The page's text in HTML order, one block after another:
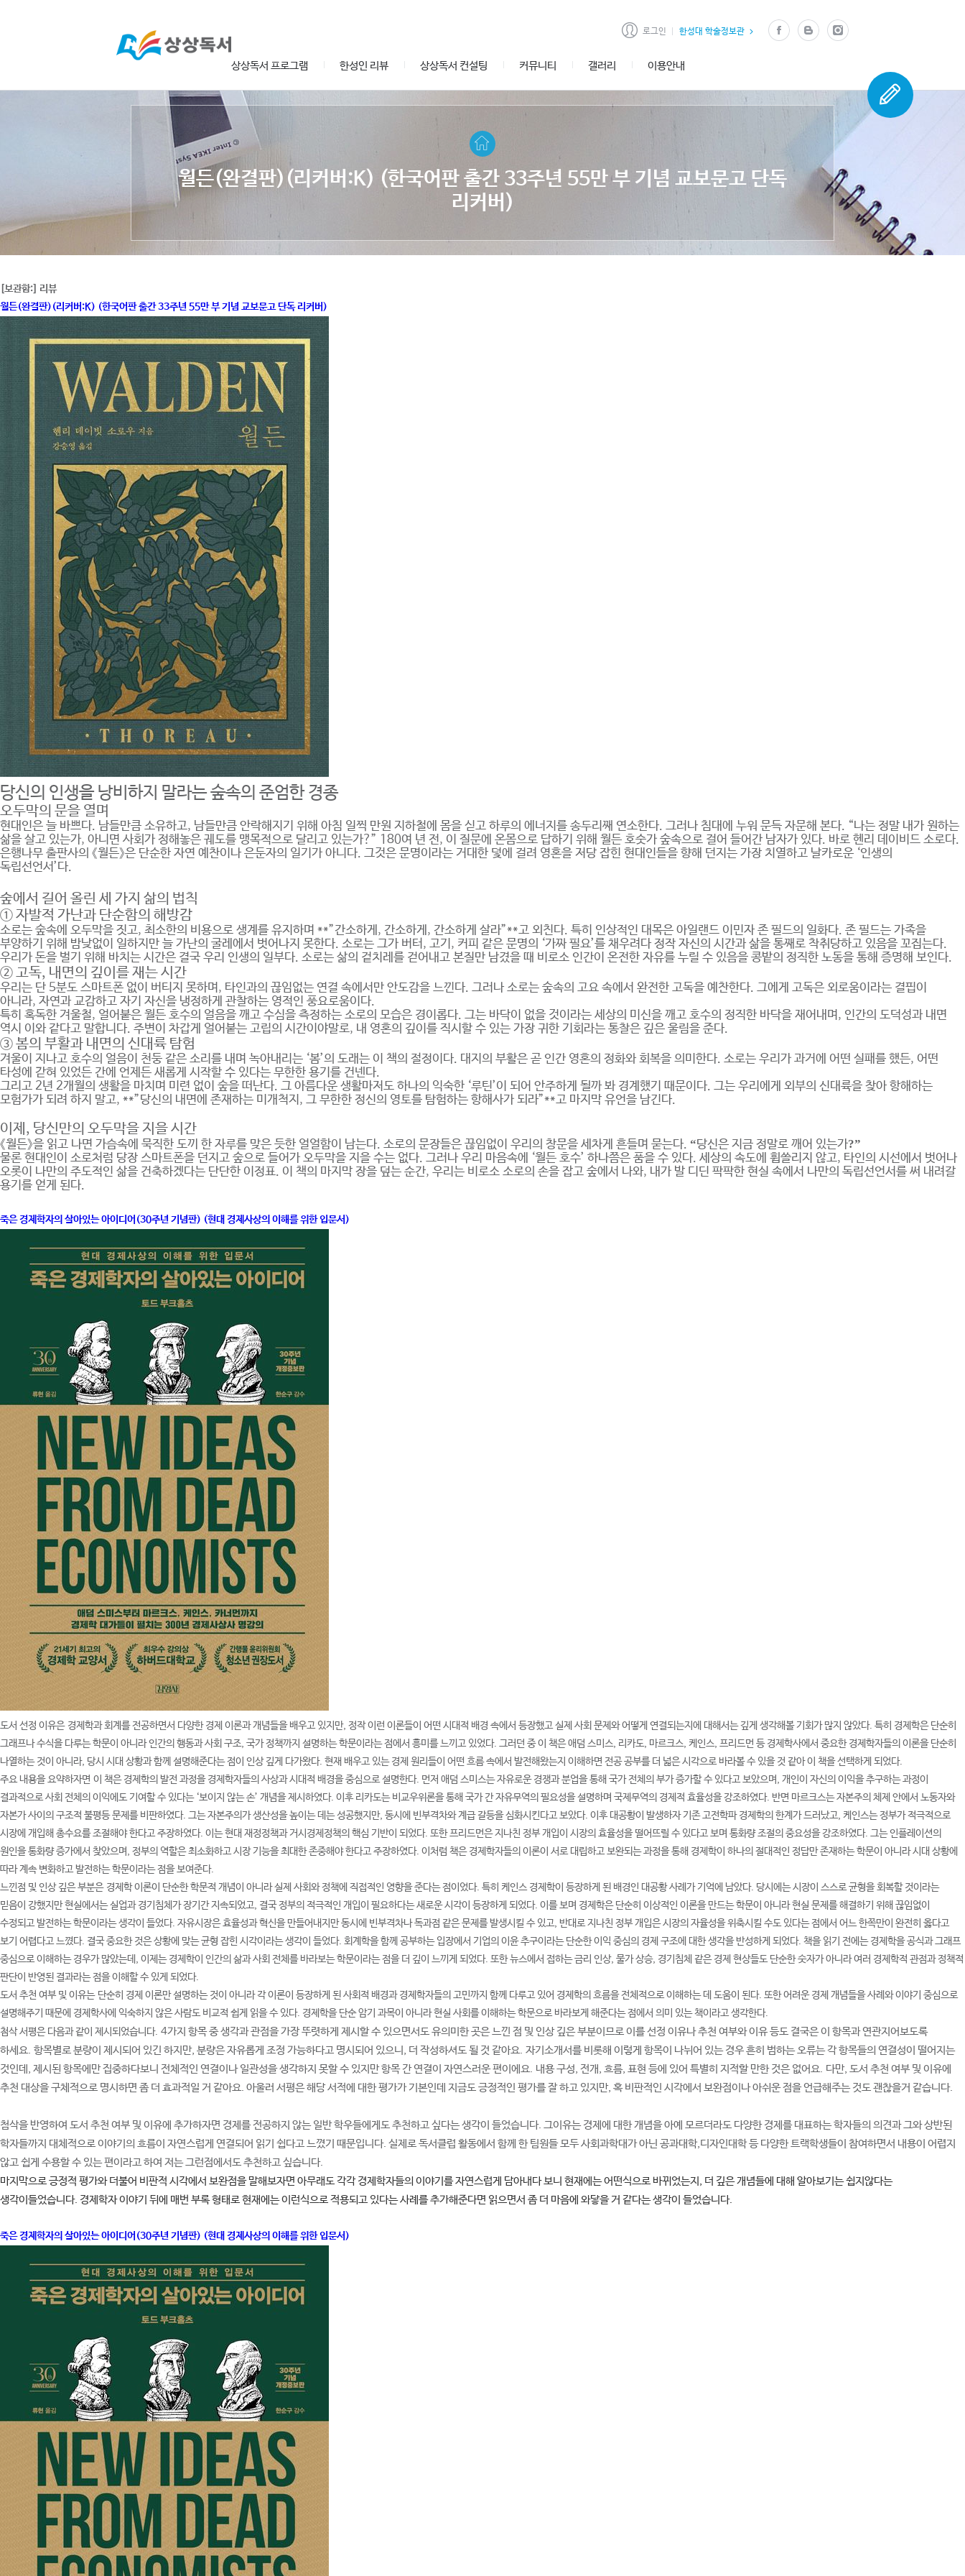
로그인 한성대 학술정보관
상상독서 프로그램 한성인 리뷰 상상독서 컨설팅 커뮤니티 갤러리 이용안내
월든(완결판)(리커버:K) (한국어판 출간 33주년 55만 부 기념 교보문고 단독
리커버)
[보관함:] 리뷰
월든(완결판)(리커버:K) (한국어판 출간 33주년 55만 부 기념 교보문고 단독 리커버)
당신의 인생을 낭비하지 말라는 숲속의 준엄한 경종
오두막의 문을 열며
현대인은 늘 바쁘다. 남들만큼 소유하고, 남들만큼 안락해지기 위해 아침 일찍 만원 지하철에 몸을 싣고 하루의 에너지를 송두리째 연소한다. 그러나 침대에 누워 문득 자문해 본다. “나는 정말 내가 원하는
삶을 살고 있는가, 아니면 사회가 정해놓은 궤도를 맹목적으로 달리고 있는가?” 180여 년 전, 이 질문에 온몸으로 답하기 위해 월든 호숫가 숲속으로 걸어 들어간 남자가 있다. 바로 헨리 데이비드 소로다.
은행나무 출판사의 《월든》은 단순한 자연 예찬이나 은둔자의 일기가 아니다. 그것은 문명이라는 거대한 덫에 걸려 영혼을 저당 잡힌 현대인들을 향해 던지는 가장 치열하고 날카로운 ‘인생의
독립선언서’다.
숲에서 길어 올린 세 가지 삶의 법칙
① 자발적 가난과 단순함의 해방감
소로는 숲속에 오두막을 짓고, 최소한의 비용으로 생계를 유지하며 **”간소하게, 간소하게, 간소하게 살라”**고 외친다. 특히 인상적인 대목은 아일랜드 이민자 존 필드의 일화다. 존 필드는 가족을
부양하기 위해 밤낮없이 일하지만 늘 가난의 굴레에서 벗어나지 못한다. 소로는 그가 버터, 고기, 커피 같은 문명의 ‘가짜 필요’를 채우려다 정작 자신의 시간과 삶을 통째로 착취당하고 있음을 꼬집는다.
우리가 돈을 벌기 위해 바치는 시간은 결국 우리 인생의 일부다. 소로는 삶의 겉치레를 걷어내고 본질만 남겼을 때 비로소 인간이 온전한 자유를 누릴 수 있음을 콩밭의 정직한 노동을 통해 증명해 보인다.
② 고독, 내면의 깊이를 재는 시간
우리는 단 5분도 스마트폰 없이 버티지 못하며, 타인과의 끊임없는 연결 속에서만 안도감을 느낀다. 그러나 소로는 숲속의 고요 속에서 완전한 고독을 예찬한다. 그에게 고독은 외로움이라는 결핍이
아니라, 자연과 교감하고 자기 자신을 냉정하게 관찰하는 영적인 풍요로움이다.
특히 혹독한 겨울철, 얼어붙은 월든 호수의 얼음을 깨고 수심을 측정하는 소로의 모습은 경이롭다. 그는 바닥이 없을 것이라는 세상의 미신을 깨고 호수의 정직한 바닥을 재어내며, 인간의 도덕성과 내면
역시 이와 같다고 말합니다. 주변이 차갑게 얼어붙는 고립의 시간이야말로, 내 영혼의 깊이를 직시할 수 있는 가장 귀한 기회라는 통찰은 깊은 울림을 준다.
③ 봄의 부활과 내면의 신대륙 탐험
겨울이 지나고 호수의 얼음이 천둥 같은 소리를 내며 녹아내리는 ‘봄’의 도래는 이 책의 절정이다. 대지의 부활은 곧 인간 영혼의 정화와 회복을 의미한다. 소로는 우리가 과거에 어떤 실패를 했든, 어떤
타성에 갇혀 있었든 간에 언제든 새롭게 시작할 수 있다는 무한한 용기를 건넨다.
그리고 2년 2개월의 생활을 마치며 미련 없이 숲을 떠난다. 그 아름다운 생활마저도 하나의 익숙한 ‘루틴’이 되어 안주하게 될까 봐 경계했기 때문이다. 그는 우리에게 외부의 신대륙을 찾아 항해하는
모험가가 되려 하지 말고, **”당신의 내면에 존재하는 미개척지, 그 무한한 정신의 영토를 탐험하는 항해사가 되라”**고 마지막 유언을 남긴다.
이제, 당신만의 오두막을 지을 시간
《월든》을 읽고 나면 가슴속에 묵직한 도끼 한 자루를 맞은 듯한 얼얼함이 남는다. 소로의 문장들은 끊임없이 우리의 창문을 세차게 흔들며 묻는다. “당신은 지금 정말로 깨어 있는가?”
물론 현대인이 소로처럼 당장 스마트폰을 던지고 숲으로 들어가 오두막을 지을 수는 없다. 그러나 우리 마음속에 ‘월든 호수’ 하나쯤은 품을 수 있다. 세상의 속도에 휩쓸리지 않고, 타인의 시선에서 벗어나
오롯이 나만의 주도적인 삶을 건축하겠다는 단단한 이정표. 이 책의 마지막 장을 덮는 순간, 우리는 비로소 소로의 손을 잡고 숲에서 나와, 내가 발 디딘 팍팍한 현실 속에서 나만의 독립선언서를 써 내려갈
용기를 얻게 된다.
죽은 경제학자의 살아있는 아이디어(30주년 기념판) (현대 경제사상의 이해를 위한 입문서)
도서 선정 이유은 경제학과 회계를 전공하면서 다양한 경제 이론과 개념들을 배우고 있지만, 정작 이런 이론들이 어떤 시대적 배경 속에서 등장했고 실제 사회 문제와 어떻게 연결되는지에 대해서는 깊게 생각해볼 기회가 많지 않았다. 특히 경제학은 단순히
그래프나 수식을 다루는 학문이 아니라 인간의 행동과 사회 구조, 국가 정책까지 설명하는 학문이라는 점에서 흥미를 느끼고 있었다. 그러던 중 이 책은 애덤 스미스, 리카도, 마르크스, 케인스, 프리드먼 등 경제학사에서 중요한 경제학자들의 이론을 단순히
나열하는 것이 아니라, 당시 시대 상황과 함께 설명해준다는 점이 인상 깊게 다가왔다. 현재 배우고 있는 경제 원리들이 어떤 흐름 속에서 발전해왔는지 이해하면 전공 공부를 더 넓은 시각으로 바라볼 수 있을 것 같아 이 책을 선택하게 되었다.
주요 내용을 요약하자면 이 책은 경제학의 발전 과정을 경제학자들의 사상과 시대적 배경을 중심으로 설명한다. 먼저 애덤 스미스는 자유로운 경쟁과 분업을 통해 국가 전체의 부가 증가할 수 있다고 보았으며, 개인이 자신의 이익을 추구하는 과정이
결과적으로 사회 전체의 이익에도 기여할 수 있다는 ‘보이지 않는 손’ 개념을 제시하였다. 이후 리카도는 비교우위론을 통해 국가 간 자유무역의 필요성을 설명하며 국제무역의 경제적 효율성을 강조하였다. 반면 마르크스는 자본주의 체제 안에서 노동자와
자본가 사이의 구조적 불평등 문제를 비판하였다. 그는 자본주의가 생산성을 높이는 데는 성공했지만, 동시에 빈부격차와 계급 갈등을 심화시킨다고 보았다. 이후 대공황이 발생하자 기존 고전학파 경제학의 한계가 드러났고, 케인스는 정부가 적극적으로
시장에 개입해 총수요를 조절해야 한다고 주장하였다. 이는 현대 재정정책과 거시경제정책의 핵심 기반이 되었다. 또한 프리드먼은 지나친 정부 개입이 시장의 효율성을 떨어뜨릴 수 있다고 보며 통화량 조절의 중요성을 강조하였다. 그는 인플레이션의
원인을 통화량 증가에서 찾았으며, 정부의 역할은 최소화하고 시장 기능을 최대한 존중해야 한다고 주장하였다. 이처럼 책은 경제학자들의 이론이 서로 대립하고 보완되는 과정을 통해 경제학이 하나의 절대적인 정답만 존재하는 학문이 아니라 시대 상황에
따라 계속 변화하고 발전하는 학문이라는 점을 보여준다.
느낀점 및 인상 깊은 부분은 경제학 이론이 단순한 학문적 개념이 아니라 실제 사회와 정책에 직접적인 영향을 준다는 점이었다. 특히 케인스 경제학이 등장하게 된 배경인 대공황 사례가 기억에 남았다. 당시에는 시장이 스스로 균형을 회복할 것이라는
믿음이 강했지만 현실에서는 실업과 경기침체가 장기간 지속되었고, 결국 정부의 적극적인 개입이 필요하다는 새로운 시각이 등장하게 되었다. 이를 보며 경제학은 단순히 이상적인 이론을 만드는 학문이 아니라 현실 문제를 해결하기 위해 끊임없이
수정되고 발전하는 학문이라는 생각이 들었다. 자유시장은 효율성과 혁신을 만들어내지만 동시에 빈부격차나 독과점 같은 문제를 발생시킬 수 있고, 반대로 지나친 정부 개입은 시장의 자율성을 위축시킬 수도 있다는 점에서 어느 한쪽만이 완전히 옳다고
보기 어렵다고 느꼈다. 결국 중요한 것은 상황에 맞는 균형 잡힌 시각이라는 생각이 들었다. 회계학을 함께 공부하는 입장에서 기업의 이윤 추구이라는 단순한 이익 중심의 경제 구조에 대한 생각을 반성하게 되었다. 책을 읽기 전에는 경제학을 공식과 그래프
중심으로 이해하는 경우가 많았는데, 이제는 경제학이 인간의 삶과 사회 전체를 바라보는 학문이라는 점을 더 깊이 느끼게 되었다. 또한 뉴스에서 접하는 금리 인상, 물가 상승, 경기침체 같은 경제 현상들도 단순한 숫자가 아니라 여러 경제학적 관점과 정책적
판단이 반영된 결과라는 점을 이해할 수 있게 되었다.
도서 추천 여부 및 이유는 단순히 경제 이론만 설명하는 것이 아니라 각 이론이 등장하게 된 사회적 배경과 경제학자들의 고민까지 함께 다루고 있어 경제학의 흐름을 전체적으로 이해하는 데 도움이 된다. 또한 어려운 경제 개념들을 사례와 이야기 중심으로
설명해주기 때문에 경제학사에 익숙하지 않은 사람도 비교적 쉽게 읽을 수 있다. 경제학을 단순 암기 과목이 아니라 현실 사회를 이해하는 학문으로 바라보게 해준다는 점에서 의미 있는 책이라고 생각한다.
첨삭 서평은 다음과 같이 제시되었습니다. 4가지 항목 중 생각과 관점을 가장 뚜렷하게 제시할 수 있으면서도 유의미한 곳은 느낀 점 및 인상 깊은 부분이므로 이를 선정 이유나 추천 여부와 이유 등도 결국은 이 항목과 연관지어보도록
하세요. 항목별로 분량이 제시되어 있긴 하지만, 분량은 자유롭게 조정 가능하다고 명시되어 있으니, 더 작성하셔도 될 것 같아요. 자기소개서를 비롯해 이렇게 항목이 나뉘어 있는 경우 흔히 범하는 오류는 각 항목들의 연결성이 떨어지는
것인데, 제시된 항목에만 집중하다보니 전체적인 연결이나 일관성을 생각하지 못할 수 있지만 항목 간 연결이 자연스러운 편이에요. 내용 구성, 전개, 흐름, 표현 등에 있어 특별히 지적할 만한 것은 없어요. 다만, 도서 추천 여부 및 이유에
추천 대상을 구체적으로 명시하면 좀 더 효과적일 거 같아요. 아울러 서평은 해당 서적에 대한 평가가 기본인데 지금도 긍정적인 평가를 잘 하고 있지만, 혹 비판적인 시각에서 보완점이나 아쉬운 점을 언급해주는 것도 괜찮을거 같습니다.
첨삭을 반영하여 도서 추천 여부 및 이유에 추가하자면 경제를 전공하지 않는 일반 학우들에게도 추천하고 싶다는 생각이 들었습니다. 그이유는 경제에 대한 개념을 아예 모르더라도 다양한 경제를 대표하는 학자들의 의견과 그와 상반된
학자들까지 대체적으로 이야기의 흐름이 자연스럽게 연결되어 읽기 쉽다고 느꼈기 때문입니다. 실제로 독서클럽 활동에서 함께 한 팀원들 모두 사회과학대가 아닌 공과대학,디자인대학 등 다양한 트랙학생들이 참여하면서 내용이 어렵지
않고 쉽게 수용할 수 있는 편이라고 하여 저는 그런점에서도 추천하고 싶습니다.
마지막으로 긍정적 평가와 더불어 비판적 시각에서 보완점을 말해보자면 아무래도 각각 경제학자들의 이야기를 자연스럽게 담아내다 보니 현재에는 어떤식으로 바뀌었는지, 더 깊은 개념들에 대해 알아보기는 쉽지않다는
생각이들었습니다. 경제학자 이야기 뒤에 매번 부록 형태로 현재에는 이런식으로 적용되고 있다는 사례를 추가해준다면 읽으면서 좀 더 마음에 와닿을 거 같다는 생각이 들었습니다.
죽은 경제학자의 살아있는 아이디어(30주년 기념판) (현대 경제사상의 이해를 위한 입문서)